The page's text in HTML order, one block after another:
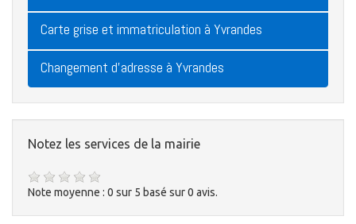
Carte grise et immatriculation à Yvrandes
Changement d'adresse à Yvrandes
Notez les services de la mairie
Note moyenne : 0 sur 5 basé sur0 avis.